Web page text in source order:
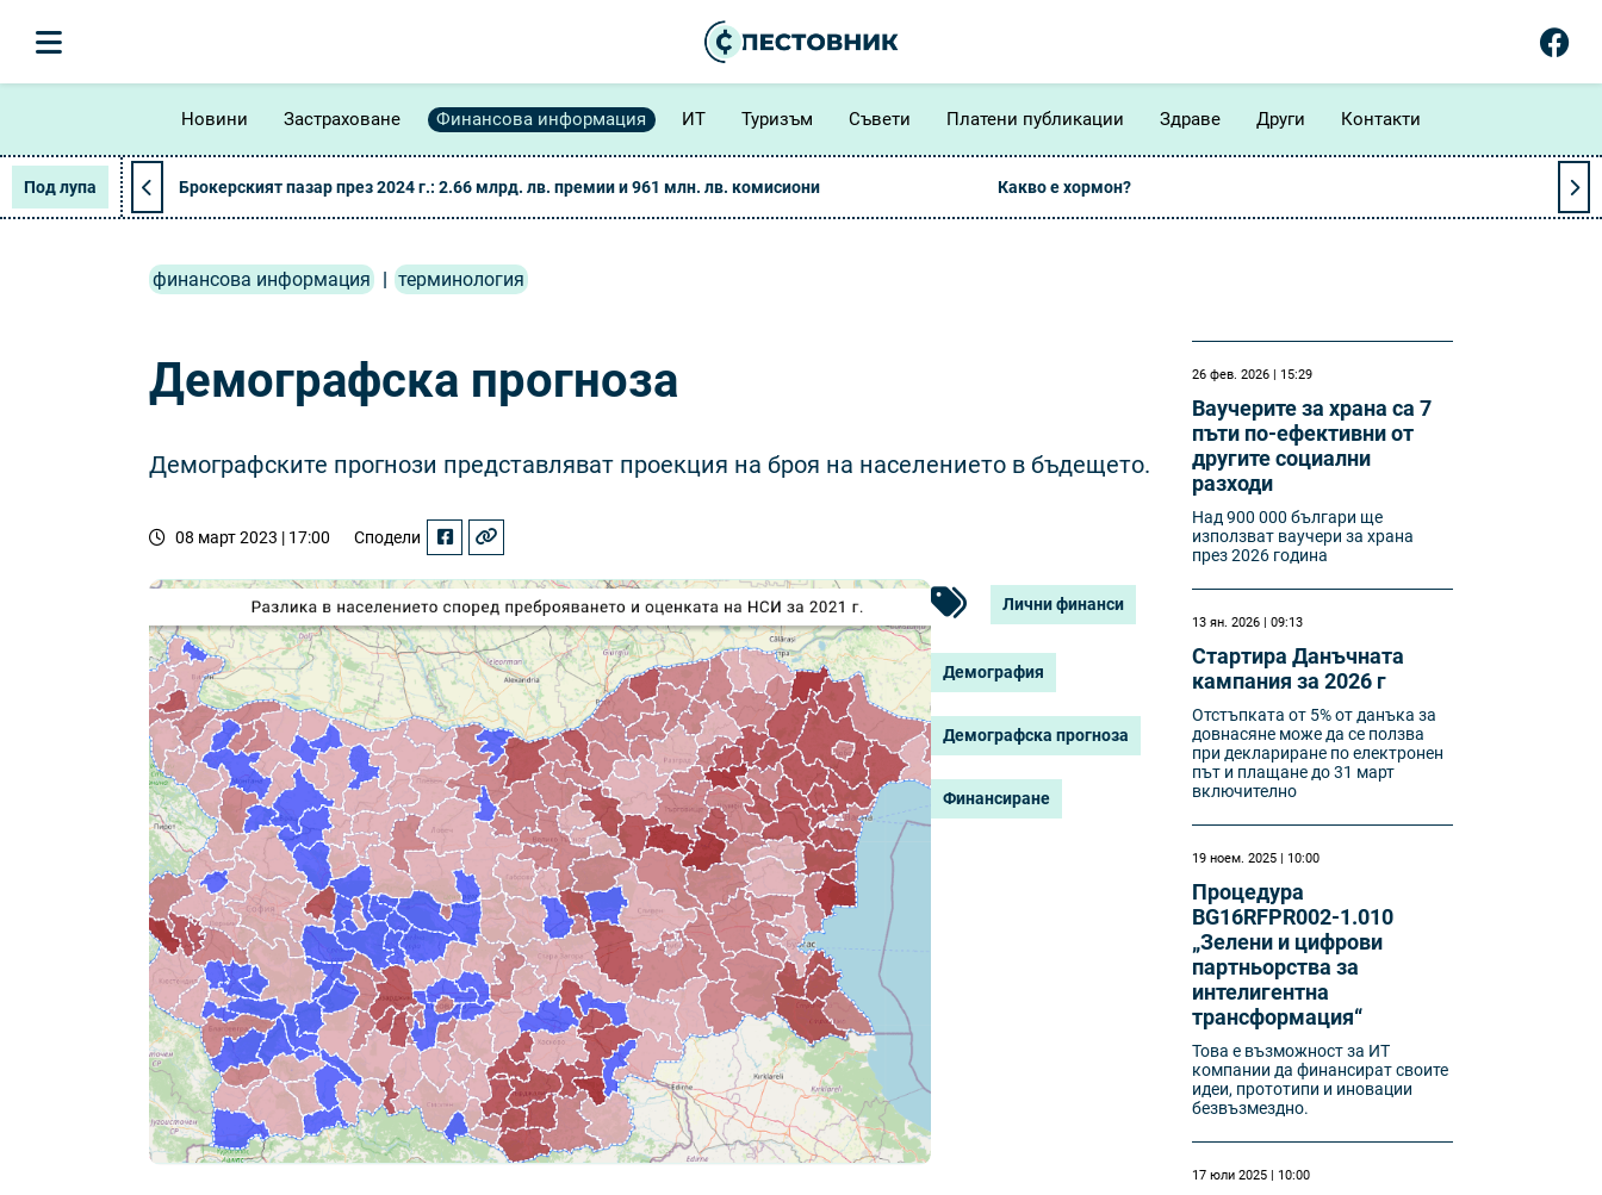
Новини Застраховане Финансова информация ИТ Туризъм Съвети Платени публикации Здраве Други Контакти
Под лупа Брокерският пазар през 2024 г.: 2.66 млрд. лв. премии и 961 млн. лв. комисиони Какво е хормон?
финансова информация | терминология
Демографска прогноза
Демографските прогнози представляват проекция на броя на населението в бъдещето.
08 март 2023 | 17:00 Сподели
Лични финанси
Демография
Демографска прогноза
Финансиране
26 фев. 2026 | 15:29
Ваучерите за храна са 7
пъти по-ефективни от
другите социални
разходи
Над 900 000 българи ще
използват ваучери за храна
през 2026 година
13 ян. 2026 | 09:13
Стартира Данъчната
кампания за 2026 г
Отстъпката от 5% от данъка за
довнасяне може да се ползва
при деклариране по електронен
път и плащане до 31 март
включително
19 ноем. 2025 | 10:00
Процедура
BG16RFPR002-1.010
„Зелени и цифрови
партньорства за
интелигентна
трансформация“
Това е възможност за ИТ
компании да финансират своите
идеи, прототипи и иновации
безвъзмездно.
17 юли 2025 | 10:00